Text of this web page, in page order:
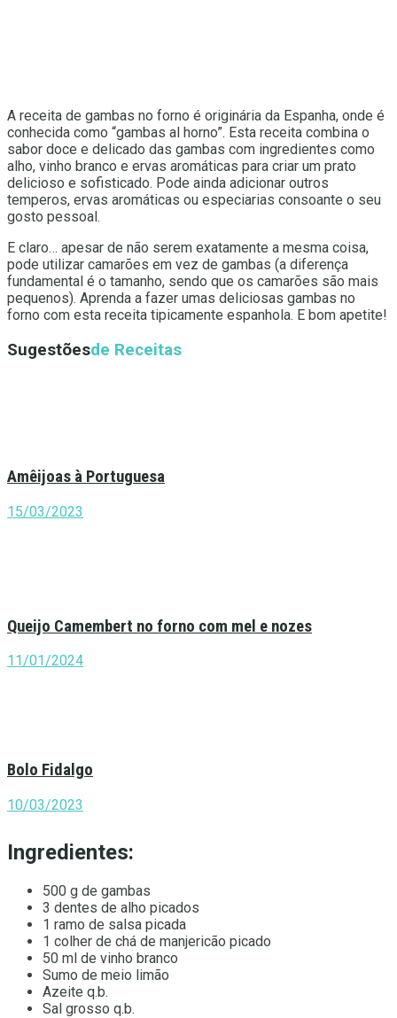
A receita de gambas no forno é originária da Espanha, onde é
conhecida como “gambas al horno”. Esta receita combina o
sabor doce e delicado das gambas com ingredientes como
alho, vinho branco e ervas aromáticas para criar um prato
delicioso e sofisticado. Pode ainda adicionar outros
temperos, ervas aromáticas ou especiarias consoante o seu
gosto pessoal.
E claro… apesar de não serem exatamente a mesma coisa,
pode utilizar camarões em vez de gambas (a diferença
fundamental é o tamanho, sendo que os camarões são mais
pequenos). Aprenda a fazer umas deliciosas gambas no
forno com esta receita tipicamente espanhola. E bom apetite!
Sugestõesde Receitas
Amêijoas à Portuguesa
15/03/2023
Queijo Camembert no forno com mel e nozes
11/01/2024
Bolo Fidalgo
10/03/2023
Ingredientes:
500 g de gambas
3 dentes de alho picados
1 ramo de salsa picada
1 colher de chá de manjericão picado
50 ml de vinho branco
Sumo de meio limão
Azeite q.b.
Sal grosso q.b.